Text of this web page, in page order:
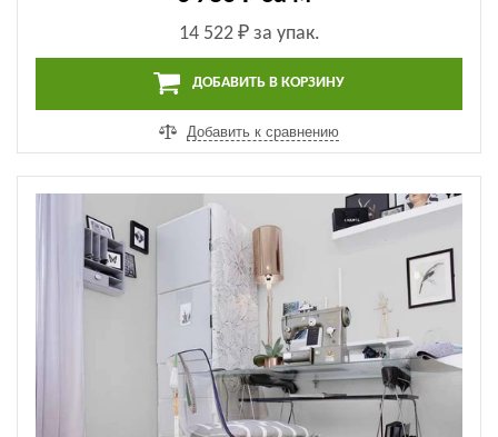
14 522 ₽за упак.
ДОБАВИТЬ В КОРЗИНУ
Добавить к сравнению